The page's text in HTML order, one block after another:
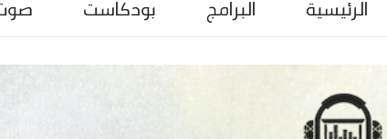
الرئيسية البرامج بودكاست